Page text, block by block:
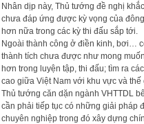
Nhân dịp này, Thủ tướng đề nghị
chưa đáp ứng được kỳ vọng của
hơn nữa trong các kỳ thi đấu sắp tới.
Ngoài thành công ở điền kinh, bơi…
thành tích chưa được như mong
hơn trong luyện tập, thi đấu; tìm ra
cao giữa Việt Nam với khu vực và thế
Thủ tướng căn dặn ngành VHTTDL
cần phải tiếp tục có những giải pháp
chuyên nghiệp trong đó xây dựng